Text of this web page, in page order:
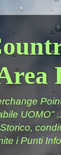
UOMO"
i Punti